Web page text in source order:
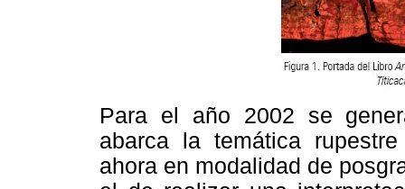
Para el año 2002 se
abarca la temática
ahora en modalidad de